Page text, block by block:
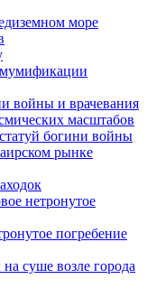
море
мумификации
войны и врачевания
масштабов
богини войны
рынке
нетронутое
погребение
суше возле города